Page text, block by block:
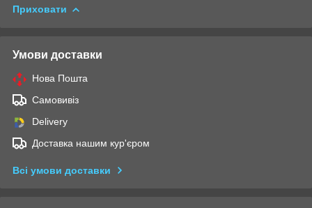
Приховати
Умови доставки
Нова Пошта
Самовивіз
Delivery
Доставка нашим кур'єром
Всі умови доставки